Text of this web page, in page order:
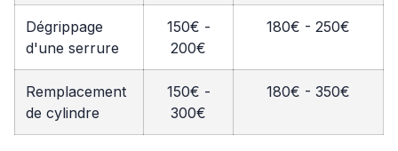
Dégrippage
d'une serrure
150€ -
200€
180€ - 250€
Remplacement
de cylindre
150€ -
300€
180€ - 350€